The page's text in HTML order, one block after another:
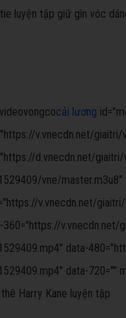
luyện tập giữ gìn vóc
cải lương
v.vnecdn.net/
d.vnecdn.net/
vne/master.m3u8"
v.vnecdn.net/
360="https://
data-
data-720=""
thê Harry Kane luyện tập